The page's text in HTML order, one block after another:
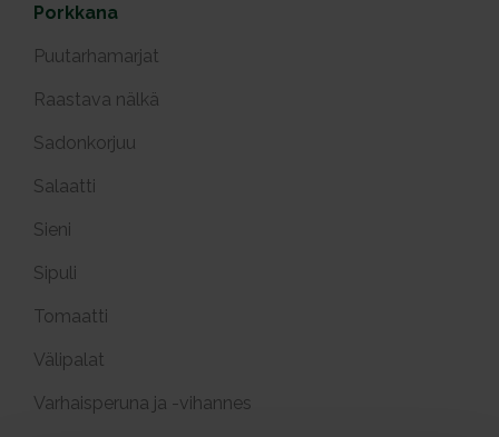
Porkkana
Puutarhamarjat
Raastava nälkä
Sadonkorjuu
Salaatti
Sieni
Sipuli
Tomaatti
Välipalat
Varhaisperuna ja -vihannes